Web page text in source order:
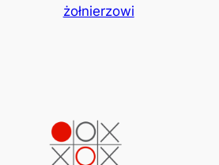
żołnierzowi